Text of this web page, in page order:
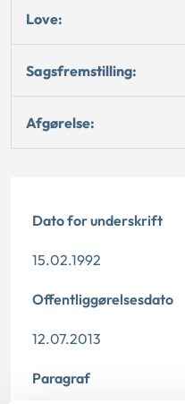
Love:
Sagsfremstilling:
Afgørelse:
Dato for underskrift
15.02.1992
Offentliggørelsesdato
12.07.2013
Paragraf